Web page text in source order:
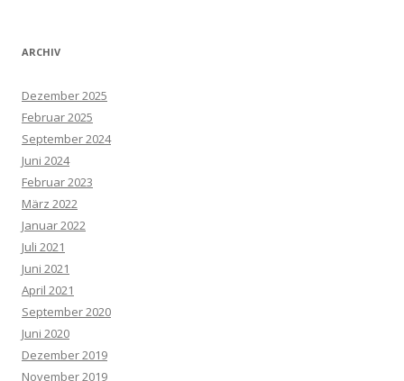
ARCHIV
Dezember 2025
Februar 2025
September 2024
Juni 2024
Februar 2023
März 2022
Januar 2022
Juli 2021
Juni 2021
April 2021
September 2020
Juni 2020
Dezember 2019
November 2019